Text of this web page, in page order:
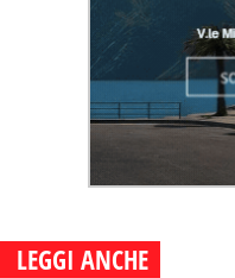
LEGGI ANCHE